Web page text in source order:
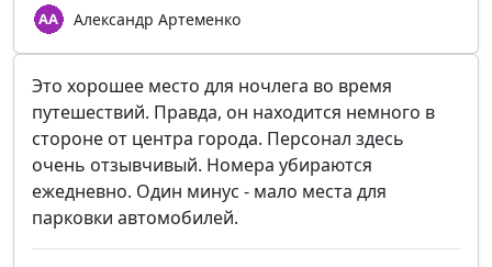
Александр Артеменко
Это хорошее место для ночлега во время
путешествий. Правда, он находится немного в
стороне от центра города. Персонал здесь
очень отзывчивый. Номера убираются
ежедневно. Один минус - мало места для
парковки автомобилей.